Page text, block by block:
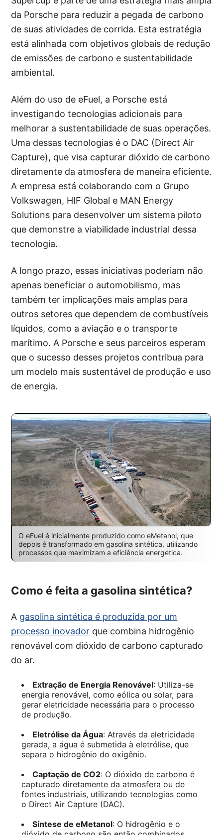
da Porsche para reduzir a pegada de carbono
de suas atividades de corrida. Esta estratégia
está alinhada com objetivos globais de redução
de emissões de carbono e sustentabilidade
ambiental.
Além do uso de eFuel, a Porsche está
investigando tecnologias adicionais para
melhorar a sustentabilidade de suas operações.
Uma dessas tecnologias é o DAC (Direct Air
Capture), que visa capturar dióxido de carbono
diretamente da atmosfera de maneira eficiente.
A empresa está colaborando com o Grupo
Volkswagen, HIF Global e MAN Energy
Solutions para desenvolver um sistema piloto
que demonstre a viabilidade industrial dessa
tecnologia.
A longo prazo, essas iniciativas poderiam não
apenas beneficiar o automobilismo, mas
também ter implicações mais amplas para
outros setores que dependem de combustíveis
líquidos, como a aviação e o transporte
marítimo. A Porsche e seus parceiros esperam
que o sucesso desses projetos contribua para
um modelo mais sustentável de produção e uso
de energia.
O eFuel é inicialmente produzido como eMetanol, que
depois é transformado em gasolina sintética, utilizando
processos que maximizam a eficiência energética.
Como é feita a gasolina sintética?
A gasolina sintética é produzida por um
processo inovador que combina hidrogênio
renovável com dióxido de carbono capturado
do ar.
Extração de Energia Renovável: Utiliza-se
energia renovável, como eólica ou solar, para
gerar eletricidade necessária para o processo
de produção.
Eletrólise da Água: Através da eletricidade
gerada, a água é submetida à eletrólise, que
separa o hidrogênio do oxigênio.
Captação de CO2: O dióxido de carbono é
capturado diretamente da atmosfera ou de
fontes industriais, utilizando tecnologias como
o Direct Air Capture (DAC).
Síntese de eMetanol: O hidrogênio e o